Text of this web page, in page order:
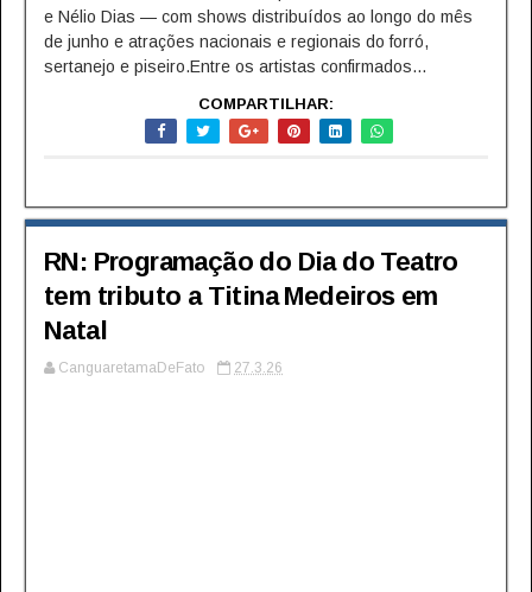
e Nélio Dias — com shows distribuídos ao longo do mês
de junho e atrações nacionais e regionais do forró,
sertanejo e piseiro.Entre os artistas confirmados...
COMPARTILHAR:
RN: Programação do Dia do Teatro
tem tributo a Titina Medeiros em
Natal
CanguaretamaDeFato 27.3.26